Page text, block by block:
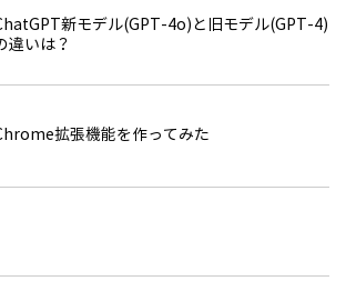
新モデル(GPT-4o)と旧モデル(GPT-4)
違いは？
拡張機能を作ってみた